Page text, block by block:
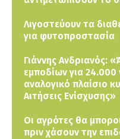
Λιγοστεύουν τα
για φυτοπροστασία
Γιάννης Ανδριανός:
εμποδίων για 24.000
αναλογικό πλαίσιο
Αιτήσεις Ενίσχυσης»
Οι αγρότες θα
πριν χάσουν την